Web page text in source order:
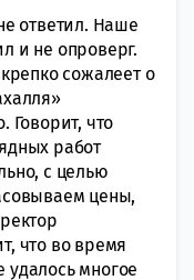
ответил. Наше
и не опроверг.
сожалеет о
Говорит, что
работ
с целью
цены,
что во время
многое